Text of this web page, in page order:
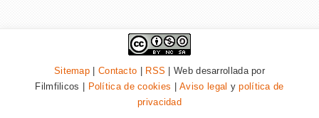
Sitemap Contacto RSS | Web desarrollada por
Filmfilicos |
Política de cookies |Aviso legal ypolítica de
privacidad